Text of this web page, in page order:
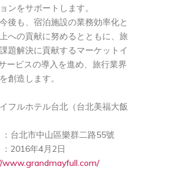
ンをサポートします。
後も、宿泊施設の業務効率化と
への貢献に努めるとともに、旅
題解決に貢献するマーケットイ
ービスの導入を進め、旅行業界
創造します。
イフルホテル台北（台北美福大飯
台北市中山區樂群二路55號
2016年4月2日
www.grandmayfull.com/